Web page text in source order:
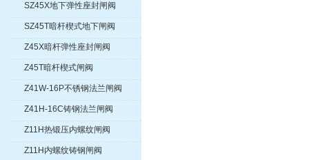
SZ45X地下弹性座封闸阀
SZ45T暗杆楔式地下闸阀
Z45X暗杆弹性座封闸阀
Z45T暗杆楔式闸阀
Z41W-16P不锈钢法兰闸阀
Z41H-16C铸钢法兰闸阀
Z11H热锻压内螺纹闸阀
Z11H内螺纹铸钢闸阀